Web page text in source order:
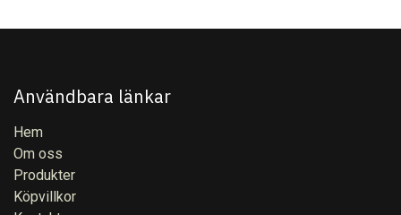
Användbara länkar
Hem
Om oss
Produkter
Köpvillkor